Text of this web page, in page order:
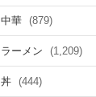
中華 (879)
ラーメン (1,209)
丼 (444)